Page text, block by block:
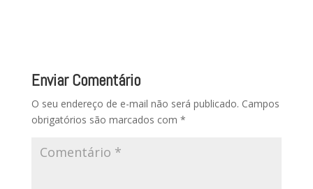
Enviar Comentário
O seu endereço de e-mail não será publicado. Campos
obrigatórios são marcados com *